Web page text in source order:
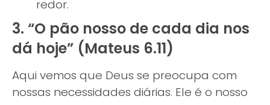
redor.
3. “O pão nosso de cada dia nos
dá hoje” (Mateus 6.11)
Aqui vemos que Deus se preocupa com
nossas necessidades diárias. Ele é o nosso